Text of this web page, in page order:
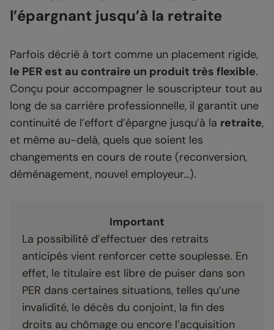
l’épargnant jusqu’à la retraite
Parfois décrié à tort comme un placement rigide,
le PER est au contraire un produit très flexible.
Conçu pour accompagner le souscripteur tout au
long de sa carrière professionnelle, il garantit une
continuité de l’effort d’épargne jusqu’à la retraite,
et même au-delà, quels que soient les
changements en cours de route (reconversion,
déménagement, nouvel employeur…).
Important
La possibilité d’effectuer des retraits
anticipés vient renforcer cette souplesse. En
effet, le titulaire est libre de puiser dans son
PER dans certaines situations, telles qu’une
invalidité, le décès du conjoint, la fin des
droits au chômage ou encore l’acquisition